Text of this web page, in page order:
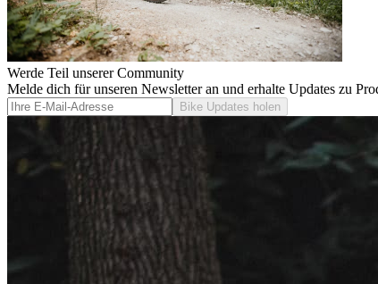
Werde Teil unserer Community
Melde dich für unseren Newsletter an und erhalte Updates zu
Bike Updates holen